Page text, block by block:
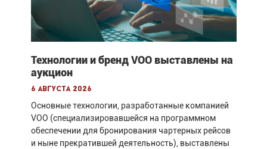
Технологии и бренд VOO выставлены на
аукцион
6 августа 2026
Основные технологии, разработанные компанией
VOO (специализировавшейся на программном
обеспечении для бронирования чартерных рейсов
и ныне прекратившей деятельность), выставлены